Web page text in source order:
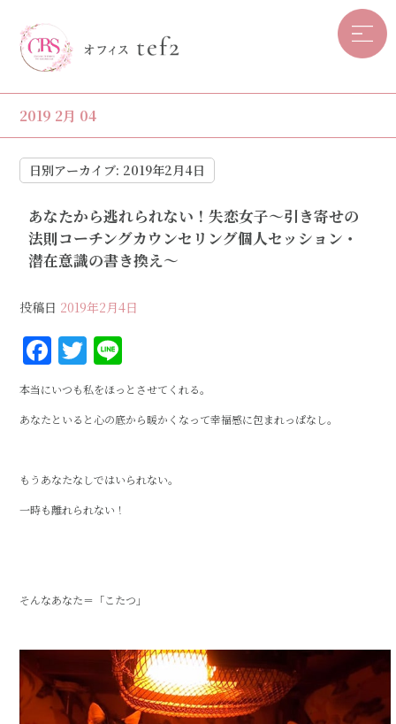
2019 2月 04
日別アーカイブ: 2019年2月4日
あなたから逃れられない！失恋女子〜引き寄せの
法則コーチングカウンセリング個人セッション・
潜在意識の書き換え〜
投稿日 2019年2月4日
F
a
c
e
o
o
T
w
it
te
n
e
本当にいつも私をほっとさせてくれる。
あなたといると心の底から暖かくなって幸福感に包まれっぱなし。
もうあなたなしではいられない。
一時も離れられない！
そんなあなた＝「こたつ」